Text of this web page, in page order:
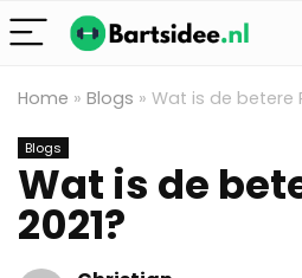
Home » Blogs » Wat is de betere
Blogs
Wat is de
2021?